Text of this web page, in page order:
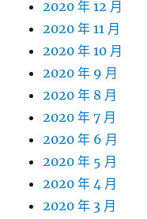
2020 年 12 月
2020 年 11 月
2020 年 10 月
2020 年 9 月
2020 年 8 月
2020 年 7 月
2020 年 6 月
2020 年 5 月
2020 年 4 月
2020 年 3 月